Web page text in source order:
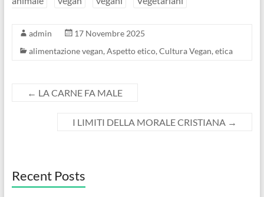
admin
17 Novembre 2025
alimentazione vegan, Aspetto etico, Cultura Vegan, etica
← LA CARNE FA MALE
I LIMITI DELLA MORALE CRISTIANA →
Recent Posts